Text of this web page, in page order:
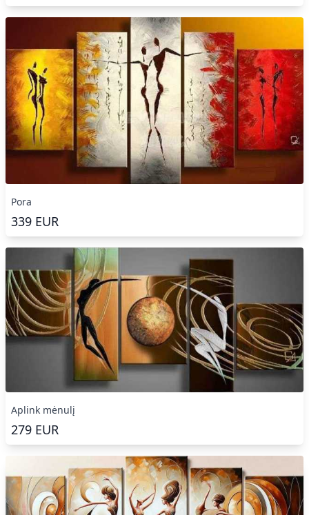
Pora
339 EUR
Aplink mėnulį
279 EUR